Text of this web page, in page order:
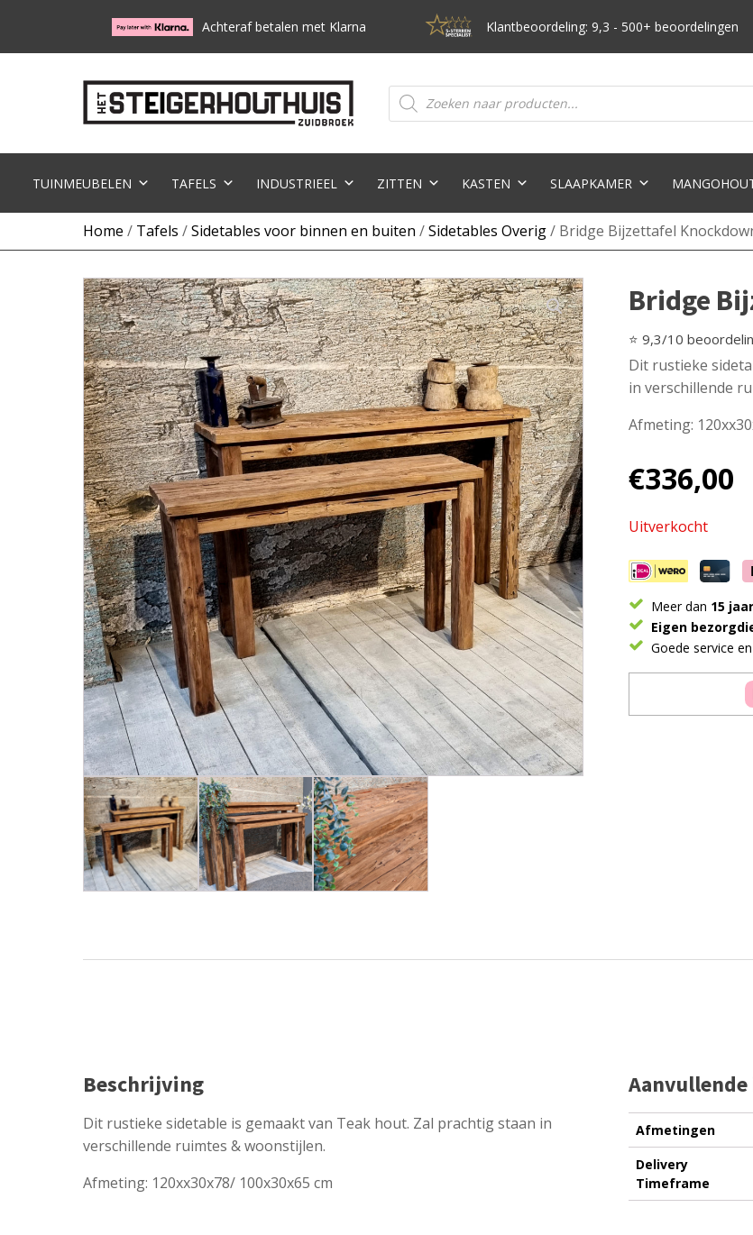
Achteraf betalen met Klarna Klantbeoordeling: 9,3 - 500+ beoordelingen
Producten
zoeken
TUINMEUBELEN TAFELS INDUSTRIEEL ZITTEN KASTEN SLAAPKAMER
Home / Tafels /Sidetables voor binnen en buiten /Sidetables Overig/ Bridge Bijzettafel
Bridge
⭐ 9,3/10
Dit rustieke
in verschillende
Afmeting:
€336,00
Uitverkocht
Meer dan 15 jaar
Eigen
Goede service
Beschrijving
Dit rustieke sidetable is gemaakt van Teak hout. Zal prachtig staan in
verschillende ruimtes & woonstijlen.
Afmeting: 120xx30x78/ 100x30x65 cm
Afmetingen
Delivery
Timeframe